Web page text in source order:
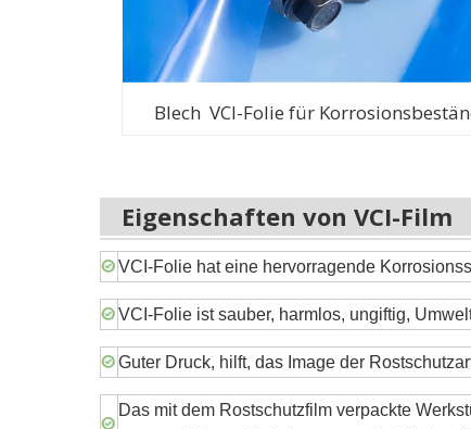
Blech VCI-Folie für
Eigenschaften von VCI-Film
VCI-Folie hat eine hervorragende
VCI-Folie ist sauber, harmlos, ungiftig,
Guter Druck, hilft, das Image der
Das mit dem Rostschutzfilm verpackte